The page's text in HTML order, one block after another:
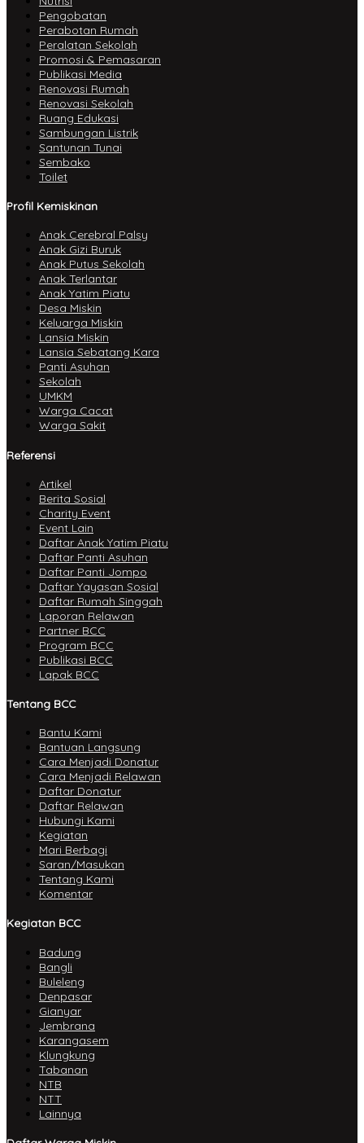
Pengobatan
Perabotan Rumah
Peralatan Sekolah
Promosi & Pemasaran
Publikasi Media
Renovasi Rumah
Renovasi Sekolah
Ruang Edukasi
Sambungan Listrik
Santunan Tunai
Sembako
Toilet
Profil Kemiskinan
Anak Cerebral Palsy
Anak Gizi Buruk
Anak Putus Sekolah
Anak Terlantar
Anak Yatim Piatu
Desa Miskin
Keluarga Miskin
Lansia Miskin
Lansia Sebatang Kara
Panti Asuhan
Sekolah
UMKM
Warga Cacat
Warga Sakit
Referensi
Artikel
Berita Sosial
Charity Event
Event Lain
Daftar Anak Yatim Piatu
Daftar Panti Asuhan
Daftar Panti Jompo
Daftar Yayasan Sosial
Daftar Rumah Singgah
Laporan Relawan
Partner BCC
Program BCC
Publikasi BCC
Lapak BCC
Tentang BCC
Bantu Kami
Bantuan Langsung
Cara Menjadi Donatur
Cara Menjadi Relawan
Daftar Donatur
Daftar Relawan
Hubungi Kami
Kegiatan
Mari Berbagi
Saran/Masukan
Tentang Kami
Komentar
Kegiatan BCC
Badung
Bangli
Buleleng
Denpasar
Gianyar
Jembrana
Karangasem
Klungkung
Tabanan
NTB
NTT
Lainnya